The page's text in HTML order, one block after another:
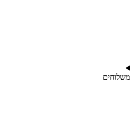
משלוחים